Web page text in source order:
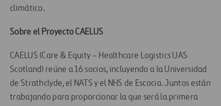
climático.
Sobre el Proyecto CAELUS
CAELUS (Care & Equity – Healthcare Logistics UAS
Scotland) reúne a 16 socios, incluyendo a la Universidad
de Strathclyde, el NATS y el NHS de Escocia. Juntos están
trabajando para proporcionar la que será la primera